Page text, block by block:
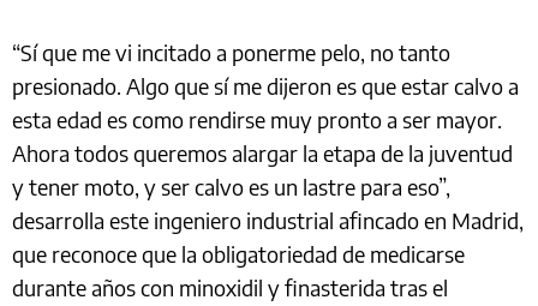
“Sí que me vi incitado a ponerme pelo, no tanto
presionado. Algo que sí me dijeron es que estar calvo a
esta edad es como rendirse muy pronto a ser mayor.
Ahora todos queremos alargar la etapa de la juventud
y tener moto, y ser calvo es un lastre para eso”,
desarrolla este ingeniero industrial afincado en Madrid,
que reconoce que la obligatoriedad de medicarse
durante años con minoxidil y finasterida tras el